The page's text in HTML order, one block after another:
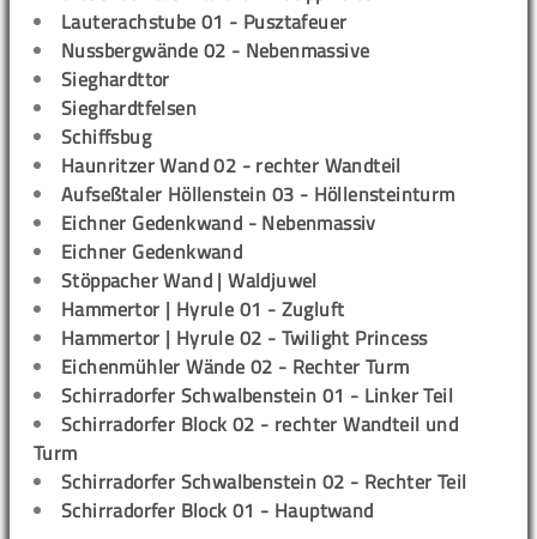
Lauterachstube 01 - Pusztafeuer
Nussbergwände 02 - Nebenmassive
Sieghardttor
Sieghardtfelsen
Schiffsbug
Haunritzer Wand 02 - rechter Wandteil
Aufseßtaler Höllenstein 03 - Höllensteinturm
Eichner Gedenkwand - Nebenmassiv
Eichner Gedenkwand
Stöppacher Wand | Waldjuwel
Hammertor | Hyrule 01 - Zugluft
Hammertor | Hyrule 02 - Twilight Princess
Eichenmühler Wände 02 - Rechter Turm
Schirradorfer Schwalbenstein 01 - Linker Teil
Schirradorfer Block 02 - rechter Wandteil und
Turm
Schirradorfer Schwalbenstein 02 - Rechter Teil
Schirradorfer Block 01 - Hauptwand